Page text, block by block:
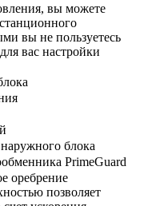
вы можете
вы не пользуетесь
вас настройки
блока
PrimeGuard
оребрение
позволяет